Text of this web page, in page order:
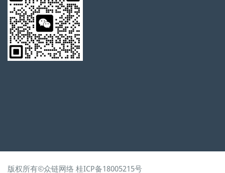
版权所有©众链网络 桂ICP备18005215号